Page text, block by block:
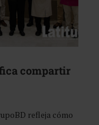
compartir
refleja cómo